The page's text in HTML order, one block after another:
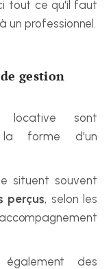
tout ce qu'il faut
un professionnel.
gestion
locative sont
la forme d'un
situent souvent
perçus, selon les
également des